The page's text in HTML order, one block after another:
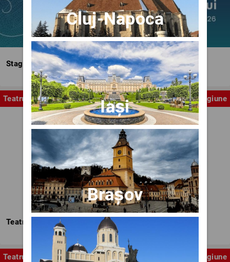
Stagiunea Estivală a Artelor Spectacolului
Teatru Stagiune
Teatrul Nottara
Teatru Stagiune
Cluj-Napoca
Iași
Brașov